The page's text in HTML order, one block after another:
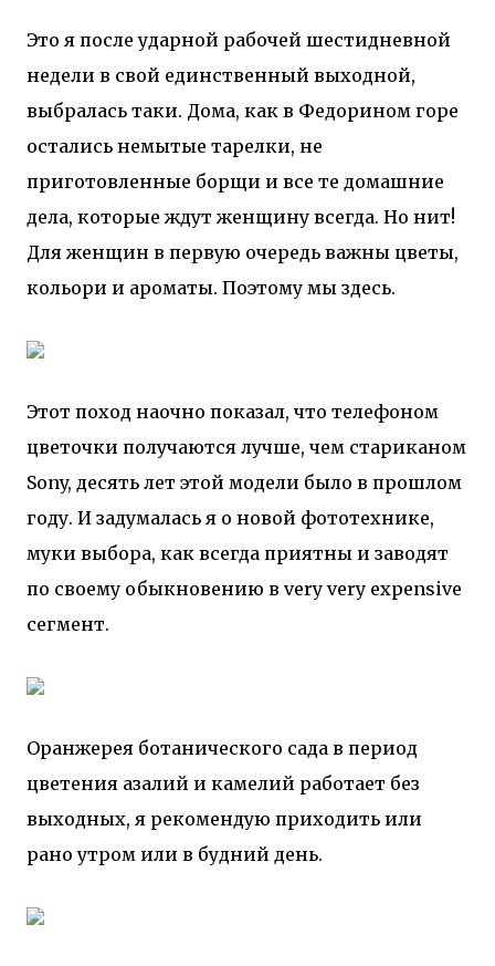
Это я после ударной рабочей шестидневной
недели в свой единственный выходной,
выбралась таки. Дома, как в Федорином горе
остались немытые тарелки, не
приготовленные борщи и все те домашние
дела, которые ждут женщину всегда. Но нит!
Для женщин в первую очередь важны цветы,
кольори и ароматы. Поэтому мы здесь.
Этот поход наочно показал, что телефоном
цветочки получаются лучше, чем стариканом
Sony, десять лет этой модели было в прошлом
году. И задумалась я о новой фототехнике,
муки выбора, как всегда приятны и заводят
по своему обыкновению в very very expensive
сегмент.
Оранжерея ботанического сада в период
цветения азалий и камелий работает без
выходных, я рекомендую приходить или
рано утром или в будний день.